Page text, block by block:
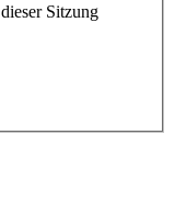
Sitzung